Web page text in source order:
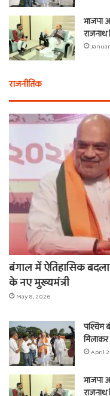
भाजपा
राजनीतिक
बंगाल में ऐतिहासिक
के नए मुख्यमंत्री
May 8, 2026
पश्चिम
April
भाजपा